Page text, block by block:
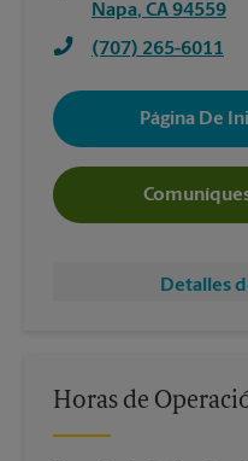
Napa, CA94559
(707) 265-6011
Página De
Detalles
Horas de